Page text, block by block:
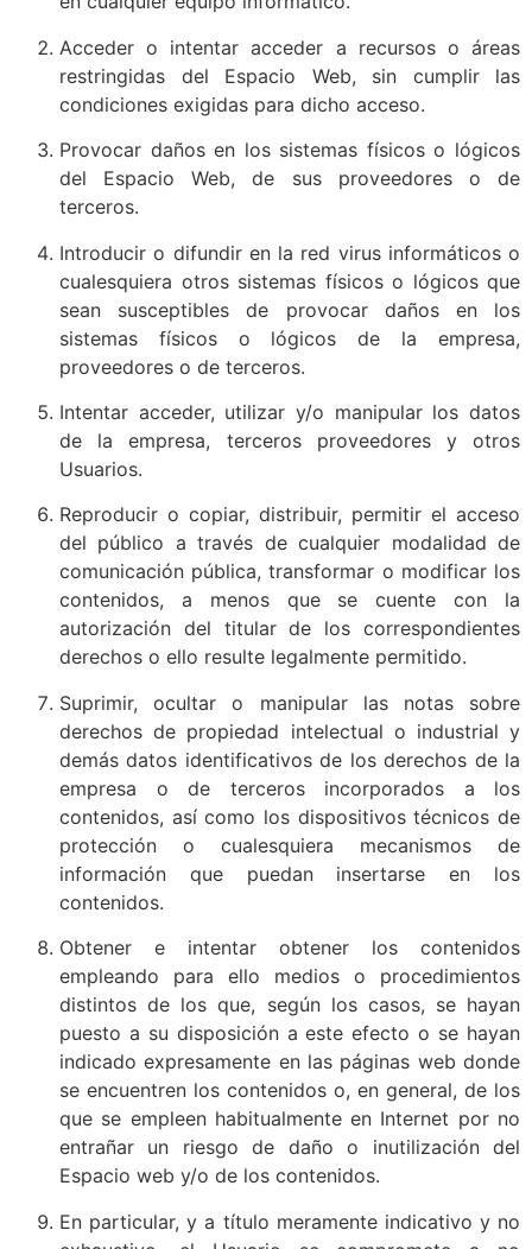
Acceder o intentar acceder a recursos o áreas
restringidas del Espacio Web, sin cumplir las
condiciones exigidas para dicho acceso.
Provocar daños en los sistemas físicos o lógicos
del Espacio Web, de sus proveedores o de
terceros.
Introducir o difundir en la red virus informáticos o
cualesquiera otros sistemas físicos o lógicos que
sean susceptibles de provocar daños en los
sistemas físicos o lógicos de la empresa,
proveedores o de terceros.
Intentar acceder, utilizar y/o manipular los datos
de la empresa, terceros proveedores y otros
Usuarios.
Reproducir o copiar, distribuir, permitir el acceso
del público a través de cualquier modalidad de
comunicación pública, transformar o modificar los
contenidos, a menos que se cuente con la
autorización del titular de los correspondientes
derechos o ello resulte legalmente permitido.
Suprimir, ocultar o manipular las notas sobre
derechos de propiedad intelectual o industrial y
demás datos identificativos de los derechos de la
empresa o de terceros incorporados a los
contenidos, así como los dispositivos técnicos de
protección o cualesquiera mecanismos de
información que puedan insertarse en los
contenidos.
Obtener e intentar obtener los contenidos
empleando para ello medios o procedimientos
distintos de los que, según los casos, se hayan
puesto a su disposición a este efecto o se hayan
indicado expresamente en las páginas web donde
se encuentren los contenidos o, en general, de los
que se empleen habitualmente en Internet por no
entrañar un riesgo de daño o inutilización del
Espacio web y/o de los contenidos.
En particular, y a título meramente indicativo y no